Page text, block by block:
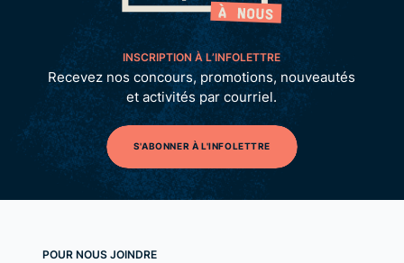
INSCRIPTION À L’INFOLETTRE
Recevez nos concours, promotions, nouveautés
et activités par courriel.
S'ABONNER À L'INFOLETTRE
POUR NOUS JOINDRE